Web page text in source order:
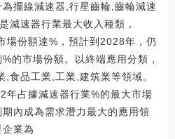
擺線減速器,行星齒輪,齒輪減速
減速器行業最大收入種類，
場份額達%，預計到2028年，仍
的市場份額。以終端應用分類，
食品工業,工業,建筑業等領域。
年占據減速器行業%的最大市場
內成為需求潛力最大的應用領
業為